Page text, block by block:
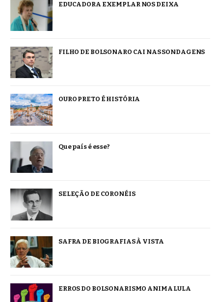
EDUCADORA EXEMPLAR NOS DEIXA
FILHO DE BOLSONARO CAI NAS SONDAGENS
OURO PRETO É HISTÓRIA
Que país é esse?
SELEÇÃO DE CORONÉIS
SAFRA DE BIOGRAFIAS À VISTA
ERROS DO BOLSONARISMO ANIMA LULA